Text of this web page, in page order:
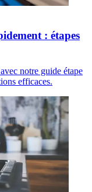
: étapes
notre guide étape
efficaces.